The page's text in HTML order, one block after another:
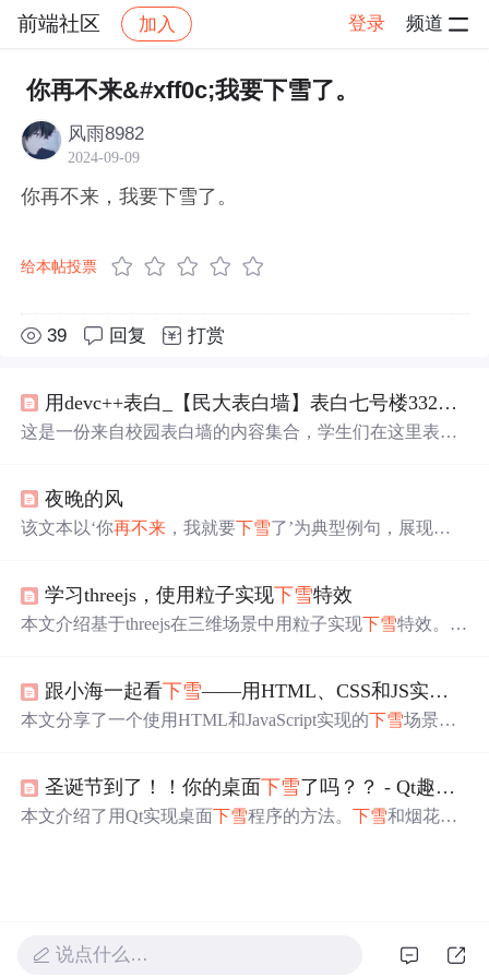
前端社区 加入 登录 频道
社区 前端社区 感慨 帖子详情
你再不来&#xff0c;我要下雪了。
风雨8982
2024-09-09
你再不来，我要下雪了。
给本帖投票
39 回复 打赏
用devc++表白_【民大表白墙】表白七号楼332进门右面下铺哥哥的第四天。你
这是一份来自校园表白墙的内容集合，学生们在这里表达
夜晚的风
该文本以‘你再不来 ，我就要下雪了’为典型例句，展现文
间构建语义映射，属于数字人文与计算语言学交叉分析中
的文本情感建模基础案例。
学习threejs，使用粒子实现下雪特效
本文介绍基于threejs在三维场景中用粒子实现下雪特效。先
路，如初始化渲染器、场景、相机、光源等，还给出了代
码样例。
跟小海一起看下雪——用HTML、CSS和JS实现简单的
本文分享了一个使用HTML和JavaScript实现的下雪场景De
程。读者可以在评论区互动，还有机会赢取书籍奖品。
圣诞节到了！！你的桌面下雪了吗？？ - Qt趣味开发之让你的桌面
本文介绍了用Qt实现桌面 下雪程序的方法。 下雪和烟花效
说点什么…